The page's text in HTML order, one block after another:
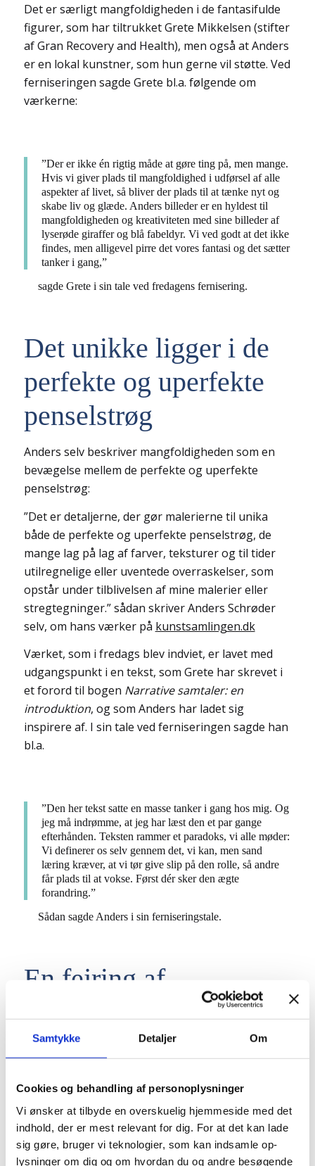
Samtykke Detaljer Om
Cookies og behandling af personoplysninger
Vi ønsker at tilbyde en overskuelig hjemmeside med det
indhold, der er mest relevant for dig. For at det kan lade
sig gøre, bruger vi teknologier, som kan indsamle op-
lysninger om dig og om hvordan du og andre besøgende
Det er særligt mangfoldigheden i de fantasifulde
figurer, som har tiltrukket Grete Mikkelsen (stifter
af Gran Recovery and Health), men også at Anders
er en lokal kunstner, som hun gerne vil støtte. Ved
ferniseringen sagde Grete bl.a. følgende om
værkerne:
”Der er ikke én rigtig måde at gøre ting på, men mange.
Hvis vi giver plads til mangfoldighed i udførsel af alle
aspekter af livet, så bliver der plads til at tænke nyt og
skabe liv og glæde. Anders billeder er en hyldest til
mangfoldigheden og kreativiteten med sine billeder af
lyserøde giraffer og blå fabeldyr. Vi ved godt at det ikke
findes, men alligevel pirre det vores fantasi og det sætter
tanker i gang,”
sagde Grete i sin tale ved fredagens fernisering.
Det unikke ligger i de
perfekte og uperfekte
penselstrøg
Anders selv beskriver mangfoldigheden som en
bevægelse mellem de perfekte og uperfekte
penselstrøg:
”Det er detaljerne, der gør malerierne til unika
både de perfekte og uperfekte penselstrøg, de
mange lag på lag af farver, teksturer og til tider
utilregnelige eller uventede overraskelser, som
opstår under tilblivelsen af mine malerier eller
stregtegninger.” sådan skriver Anders Schrøder
selv, om hans værker på kunstsamlingen.dk
Værket, som i fredags blev indviet, er lavet med
udgangspunkt i en tekst, som Grete har skrevet i
et forord til bogen Narrative samtaler: en
introduktion, og som Anders har ladet sig
inspirere af. I sin tale ved ferniseringen sagde han
bl.a.
”Den her tekst satte en masse tanker i gang hos mig. Og
jeg må indrømme, at jeg har læst den et par gange
efterhånden. Teksten rammer et paradoks, vi alle møder:
Vi definerer os selv gennem det, vi kan, men sand
læring kræver, at vi tør give slip på den rolle, så andre
får plads til at vokse. Først dér sker den ægte
forandring.”
Sådan sagde Anders i sin ferniseringstale.
En fejring af
forskellighed og
fællesskab
Anders beskrev også frisen som en undersøgelse